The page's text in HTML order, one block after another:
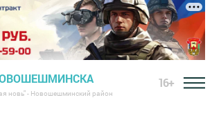
новь" - Новошешминский район
16+